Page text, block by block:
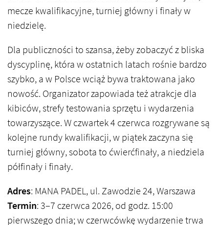
mecze kwalifikacyjne, turniej główny i finały w
niedzielę.
Dla publiczności to szansa, żeby zobaczyć z bliska
dyscyplinę, która w ostatnich latach rośnie bardzo
szybko, a w Polsce wciąż bywa traktowana jako
nowość. Organizator zapowiada też atrakcje dla
kibiców, strefy testowania sprzętu i wydarzenia
towarzyszące. W czwartek 4 czerwca rozgrywane są
kolejne rundy kwalifikacji, w piątek zaczyna się
turniej główny, sobota to ćwierćfinały, a niedziela
półfinały i finały.
Adres: MANA PADEL, ul. Zawodzie 24, Warszawa
Termin: 3–7 czerwca 2026, od godz. 15:00
pierwszego dnia; w czerwcówkę wydarzenie trwa